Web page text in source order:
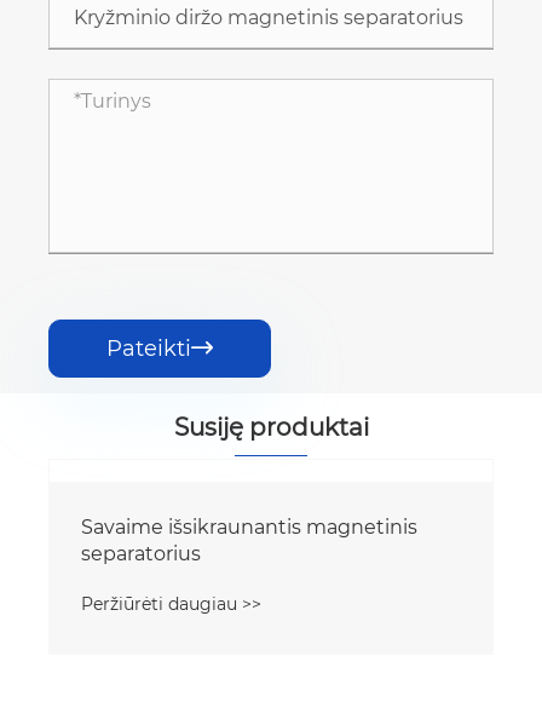
Pateikti
Susiję produktai
Savaime išsikraunantis magnetinis
separatorius
Peržiūrėti daugiau >>